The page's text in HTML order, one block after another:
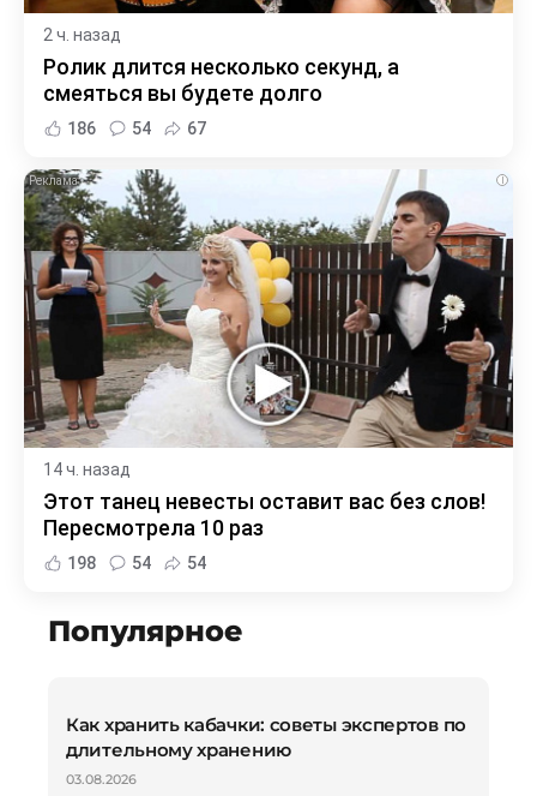
2 ч. назад
Ролик длится несколько секунд, а
смеяться вы будете долго
186 54 67
i
14 ч. назад
Этот танец невесты оставит вас без слов!
Пересмотрела 10 раз
198 54 54
Популярное
Как хранить кабачки: советы экспертов по
длительному хранению
03.08.2026